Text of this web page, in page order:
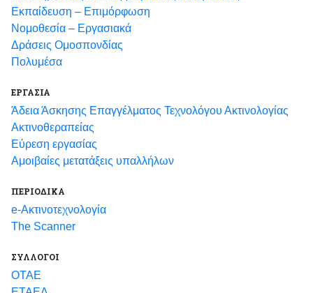
Εκπαίδευση – Επιμόρφωση
Νομοθεσία – Εργασιακά
Δράσεις Ομοσπονδίας
Πολυμέσα
ΕΡΓΑΣΙΑ
Άδεια Άσκησης Επαγγέλματος Τεχνολόγου Ακτινολογίας
Ακτινοθεραπείας
Εύρεση εργασίας
Αμοιβαίες μετατάξεις υπαλλήλων
ΠΕΡΙΟΔΙΚΑ
e-Ακτινοτεχνολογία
The Scanner
ΣΥΛΛΟΓΟΙ
ΟΤΑΕ